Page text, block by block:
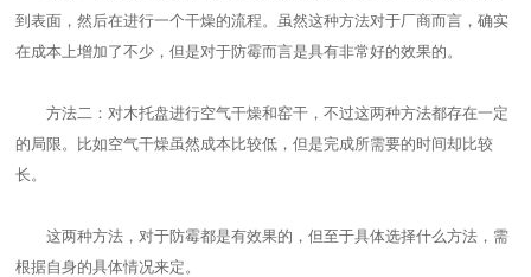
到表面，然后在进行一个干燥的流程。虽然这种方法对于厂商而言，确实
在成本上增加了不少，但是对于防霉而言是具有非常好的效果的。
方法二：对木托盘进行空气干燥和窑干，不过这两种方法都存在一定
的局限。比如空气干燥虽然成本比较低，但是完成所需要的时间却比较
长。
这两种方法，对于防霉都是有效果的，但至于具体选择什么方法，需
根据自身的具体情况来定。